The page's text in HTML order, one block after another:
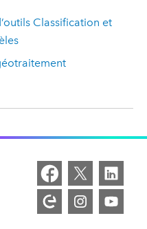
Classification et